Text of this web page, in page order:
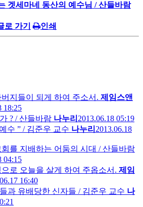
겟세마네 동산의 예수님 / 산들바람
로 가기 인쇄
지들이 되게 하여 주소서. 제임스앤
18:25
? / 산들바람 나누리 2013.06.18 05:19
수 ” / 김준우 교수 나누리 2013.06.18
를 지배하는 어둠의 시대 / 산들바람
04:15
로 오늘을 살게 하여 주옵소서. 제임
16:40
과 유배당한 신자들 / 김준우 교수 나